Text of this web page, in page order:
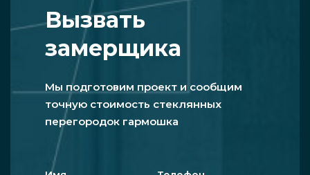
Вызвать
замерщика
Мы подготовим проект и сообщим
точную стоимость стеклянных
перегородок гармошка